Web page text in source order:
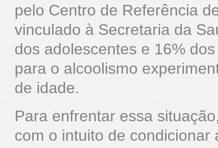
pelo Centro de Referência
vinculado à Secretaria da
dos adolescentes e 16%
para o alcoolismo
de idade.
Para enfrentar essa
com o intuito de